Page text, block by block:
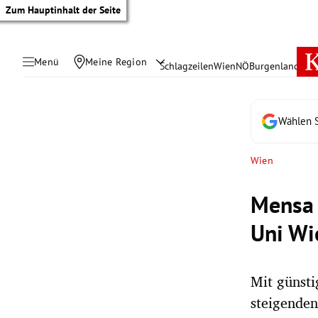
Zum Hauptinhalt der Seite
Menü Meine Region SchlagzeilenWienNÖBurgenland
Wählen
Wien
Uni
Mit